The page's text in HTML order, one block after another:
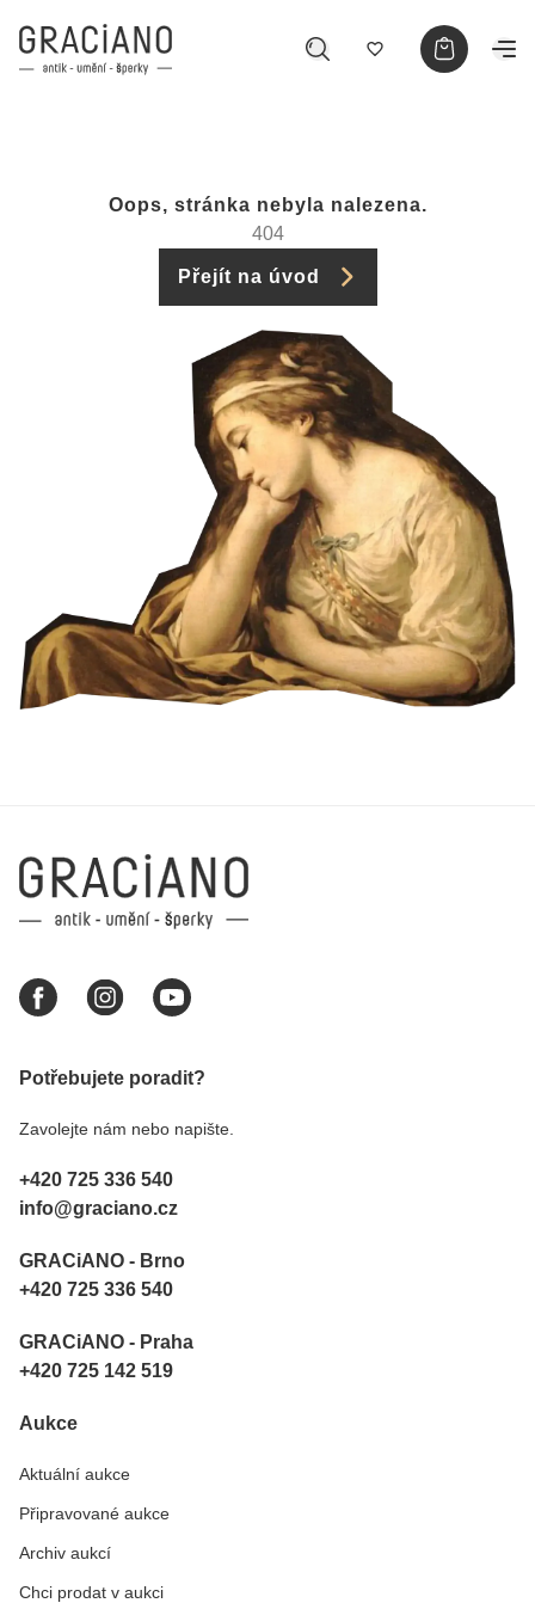
Oops, stránka nebyla nalezena.
404
Přejít na úvod
Potřebujete poradit?
Zavolejte nám nebo napište.
+420 725 336 540
info@graciano.cz
GRACiANO - Brno
+420 725 336 540
GRACiANO - Praha
+420 725 142 519
Aukce
Aktuální aukce
Připravované aukce
Archiv aukcí
Chci prodat v aukci